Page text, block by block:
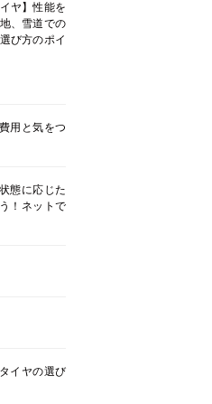
ヤ】性能を
、雪道での
び方のポイ
用と気をつ
態に応じた
！ネットで
イヤの選び